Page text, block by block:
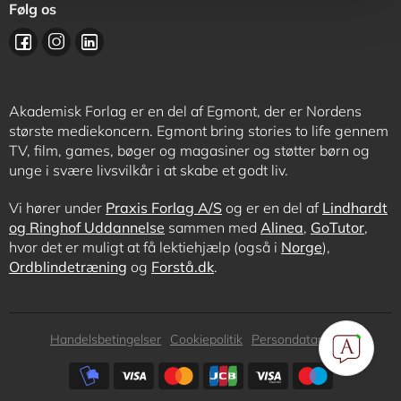
Følg os
Akademisk Forlag er en del af Egmont, der er Nordens
største mediekoncern. Egmont bring stories to life gennem
TV, film, games, bøger og magasiner og støtter børn og
unge i svære livsvilkår i at skabe et godt liv.
Vi hører under Praxis Forlag A/S og er en del af Lindhardt
og Ringhof Uddannelse sammen med Alinea, GoTutor,
hvor det er muligt at få lektiehjælp (også i Norge),
Ordblindetræning og Forstå.dk.
Subfooter
Handelsbetingelser Cookiepolitik
Persondatapolitik
Subfooter
payment